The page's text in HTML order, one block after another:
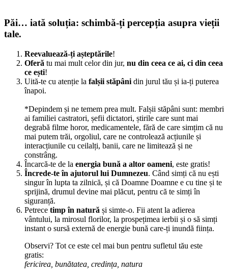
Păi… iată soluția: schimbă-ți percepția asupra vieții
tale.
Reevaluează-ți așteptările!
Oferă tu mai mult celor din jur, nu din ceea ce ai, ci din ceea
ce ești!
Uită-te cu atenție la falșii stăpâni din jurul tău și ia-ți puterea
înapoi.
*Depindem și ne temem prea mult. Falșii stăpâni sunt: membri
ai familiei castratori, șefii dictatori, știrile care sunt mai
degrabă filme horor, medicamentele, fără de care simțim că nu
mai putem trăi, orgoliul, care ne controlează acțiunile și
interacțiunile cu ceilalți, banii, care ne limitează și ne
constrâng.
Încarcă-te de la energia bună a altor oameni, este gratis!
Încrede-te în ajutorul lui Dumnezeu. Când simți că nu ești
singur în lupta ta zilnică, și că Doamne Doamne e cu tine și te
sprijină, drumul devine mai plăcut, pentru că te simți în
siguranță.
Petrece timp în natură și simte-o. Fii atent la adierea
vântului, la mirosul florilor, la prospețimea ierbii și o să simți
instant o sursă externă de energie bună care-ți inundă ființa.
Observi? Tot ce este cel mai bun pentru sufletul tău este
gratis:
fericirea, bunătatea, credința, natura